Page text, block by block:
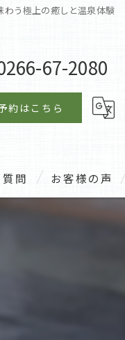
わう極上の癒しと温泉体験
67-2080
約はこちら
問 お客様の声